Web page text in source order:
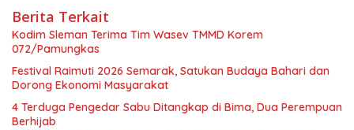
Berita Terkait
Kodim Sleman Terima Tim Wasev TMMD Korem
072/Pamungkas
Festival Raimuti 2026 Semarak, Satukan Budaya Bahari dan
Dorong Ekonomi Masyarakat
4 Terduga Pengedar Sabu Ditangkap di Bima, Dua Perempuan
Berhijab